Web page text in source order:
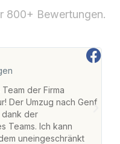
800+ Bewertungen.
der Firma
Der Umzug nach Genf
dank der
Teams. Ich kann
uneingeschränkt